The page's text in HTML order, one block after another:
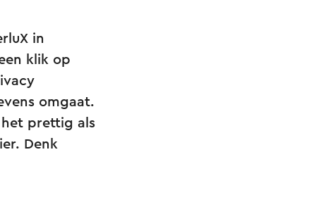
in
klik op
omgaat.
prettig als
Denk